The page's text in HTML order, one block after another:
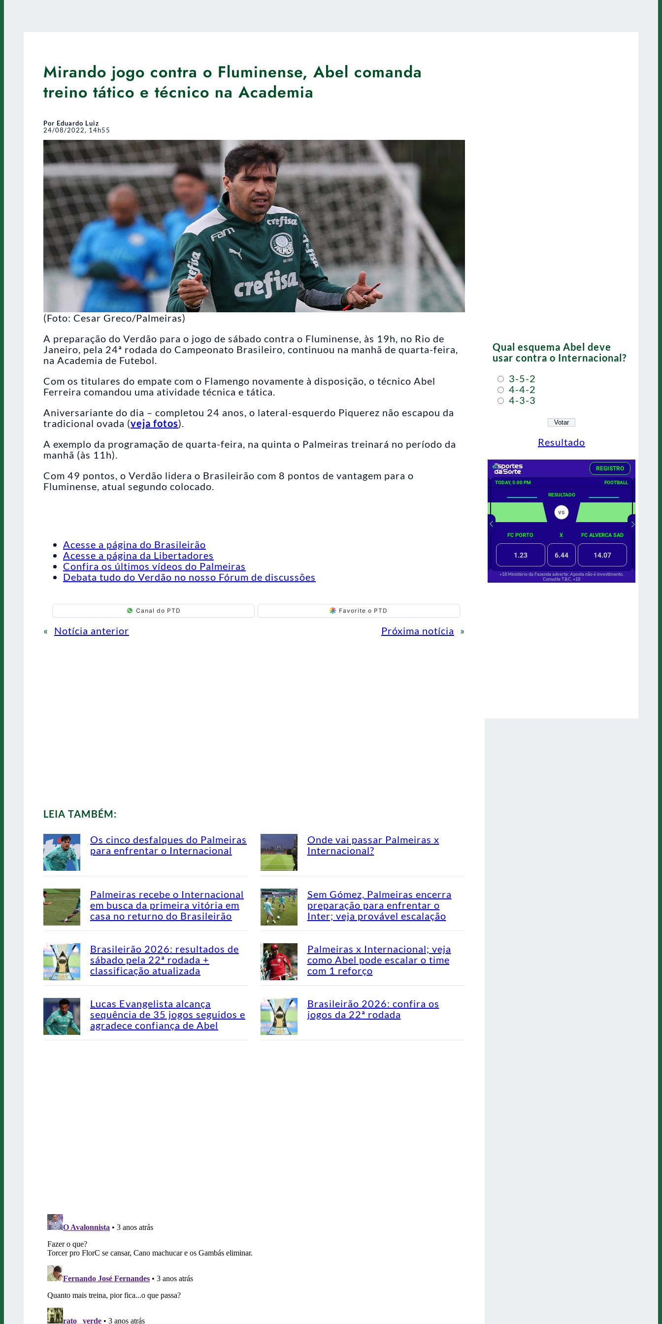
Mirando jogo contra o Fluminense, Abel comanda
treino tático e técnico na Academia
Por Eduardo Luiz
24/08/2022, 14h55
(Foto: Cesar Greco/Palmeiras)
A preparação do Verdão para o jogo de sábado contra o Fluminense, às 19h, no Rio de
Janeiro, pela 24ª rodada do Campeonato Brasileiro, continuou na manhã de quarta-feira,
na Academia de Futebol.
Com os titulares do empate com o Flamengo novamente à disposição, o técnico Abel
Ferreira comandou uma atividade técnica e tática.
Aniversariante do dia – completou 24 anos, o lateral-esquerdo Piquerez não escapou da
tradicional ovada (veja fotos).
A exemplo da programação de quarta-feira, na quinta o Palmeiras treinará no período da
manhã (às 11h).
Com 49 pontos, o Verdão lidera o Brasileirão com 8 pontos de vantagem para o
Fluminense, atual segundo colocado.
Acesse a página do Brasileirão
Acesse a página da Libertadores
Confira os últimos vídeos do Palmeiras
Debata tudo do Verdão no nosso Fórum de discussões
Canal do PTD Favorite o PTD
« Notícia anterior Próxima notícia »
LEIA TAMBÉM:
Os cinco desfalques do Palmeiras
para enfrentar o Internacional
Onde vai passar Palmeiras x
Internacional?
Palmeiras recebe o Internacional
em busca da primeira vitória em
casa no returno do Brasileirão
Sem Gómez, Palmeiras encerra
preparação para enfrentar o
Inter; veja provável escalação
Brasileirão 2026: resultados de
sábado pela 22ª rodada +
classificação atualizada
Palmeiras x Internacional; veja
como Abel pode escalar o time
com 1 reforço
Lucas Evangelista alcança
sequência de 35 jogos seguidos e
agradece confiança de Abel
Brasileirão 2026: confira os
jogos da 22ª rodada
Qual esquema Abel deve
usar contra o Internacional?
3-5-2
4-4-2
4-3-3
Resultado